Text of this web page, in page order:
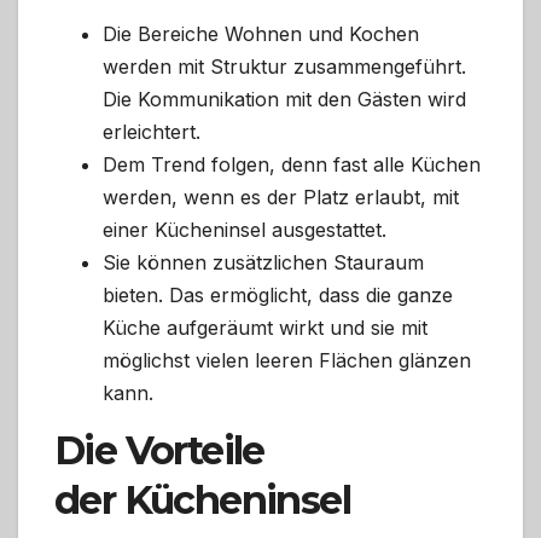
Die Bereiche Wohnen und Kochen
werden mit Struktur zusammengeführt.
Die Kommunikation mit den Gästen wird
erleichtert.
Dem Trend folgen, denn fast alle Küchen
werden, wenn es der Platz erlaubt, mit
einer Kücheninsel ausgestattet.
Sie können zusätzlichen Stauraum
bieten. Das ermöglicht, dass die ganze
Küche aufgeräumt wirkt und sie mit
möglichst vielen leeren Flächen glänzen
kann.
Die Vorteile
der Kücheninsel